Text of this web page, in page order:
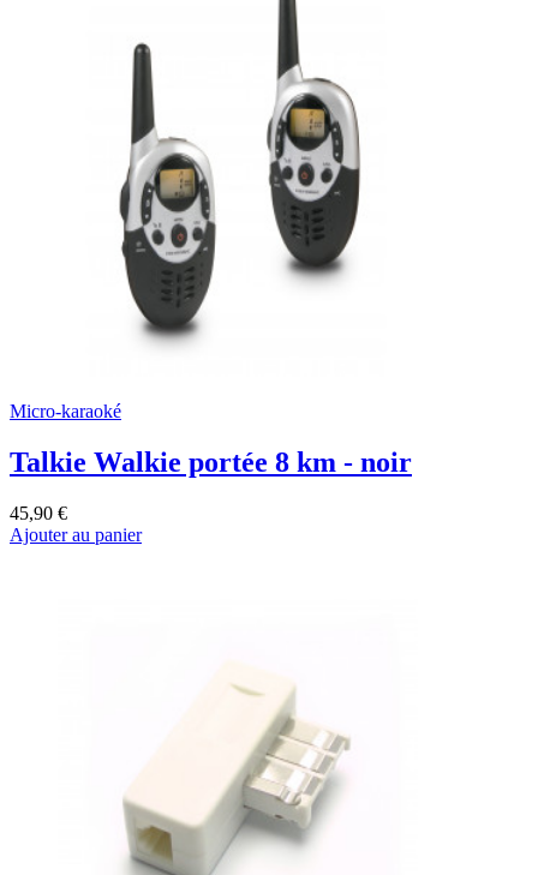
Micro-karaoké
Talkie Walkie portée 8 km - noir
45,90 €
Ajouter au panier